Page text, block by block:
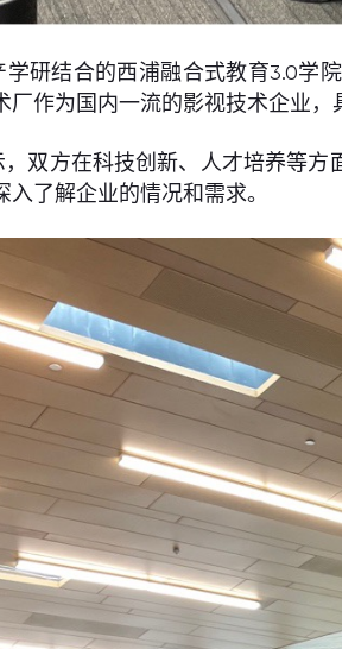
研结合的西浦融合式教育3.0学
厂作为国内一流的影视技术企业
双方在科技创新、人才培养等
了解企业的情况和需求。